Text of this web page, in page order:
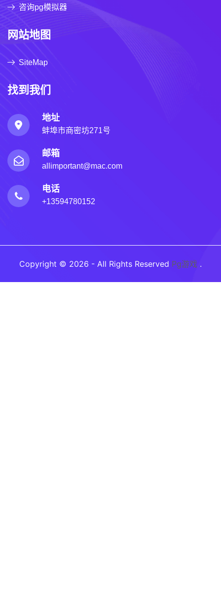
咨询pg模拟器
网站地图
SiteMap
找到我们
地址
蚌埠市商密坊271号
邮箱
allimportant@mac.com
电话
+13594780152
Copyright © 2026 - All Rights Reserved Pg游戏 .